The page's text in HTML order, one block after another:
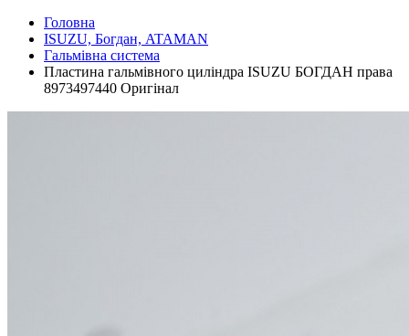
Головна
ISUZU, Богдан, ATAMAN
Гальмівна система
Пластина гальмівного циліндра ISUZU БОГДАН права
8973497440 Оригінал